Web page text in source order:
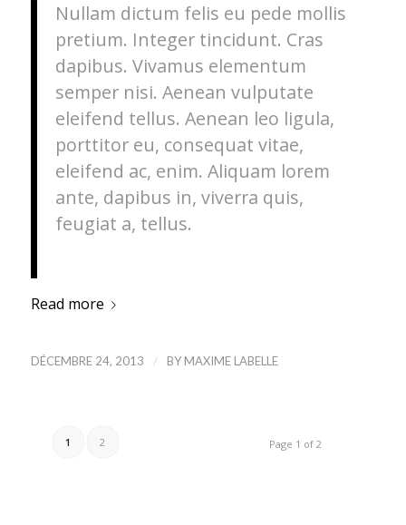
Nullam dictum felis eu pede mollis
pretium. Integer tincidunt. Cras
dapibus. Vivamus elementum
semper nisi. Aenean vulputate
eleifend tellus. Aenean leo ligula,
porttitor eu, consequat vitae,
eleifend ac, enim. Aliquam lorem
ante, dapibus in, viverra quis,
feugiat a, tellus.
Read more
DÉCEMBRE 24, 2013 / BY MAXIME LABELLE
Page 1 of 2
1 2